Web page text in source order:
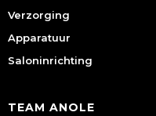
Verzorging
Apparatuur
Saloninrichting
TEAM ANOLE